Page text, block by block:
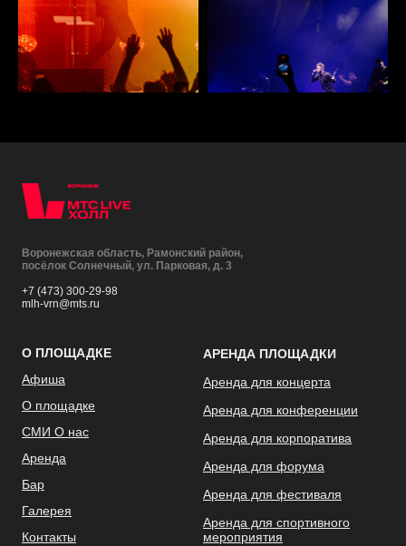
Воронежская область, Рамонский район,
посёлок Солнечный, ул. Парковая, д. 3
+7 (473) 300-29-98
mlh-vrn@mts.ru
О ПЛОЩАДКЕ
Афиша
О площадке
СМИ О нас
Аренда
Бар
Галерея
Контакты
АРЕНДА ПЛОЩАДКИ
Аренда для концерта
Аренда для конференции
Аренда для корпоратива
Аренда для форума
Аренда для фестиваля
Аренда для спортивного
мероприятия